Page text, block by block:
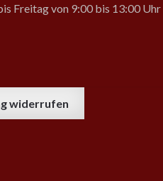
Freitag von 9:00 bis 13:00 Uhr
widerrufen